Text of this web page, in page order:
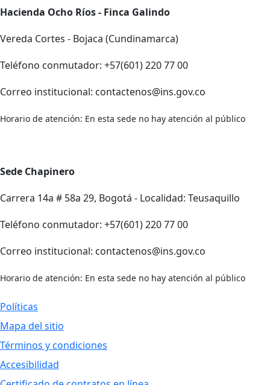
Hacienda Ocho Ríos - Finca Galindo
Vereda Cortes - Bojaca (Cundinamarca)
Teléfono conmutador: +57(601) 220 77 00
Correo institucional: contactenos@ins.gov.co
Horario de atención: En esta sede no hay atención al público
Sede Chapinero
Carrera 14a # 58a 29, Bogotá - Localidad: Teusaquillo
Teléfono conmutador: +57(601) 220 77 00
Correo institucional: contactenos@ins.gov.co
Horario de atención: En esta sede no hay atención al público
Políticas
Mapa del sitio
Términos y condiciones
Accesibilidad